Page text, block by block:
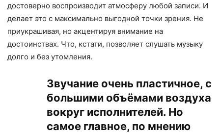
достоверно воспроизводит атмосферу любой записи. И
делает это с максимально выгодной точки зрения. Не
приукрашивая, но акцентируя внимание на
достоинствах. Что, кстати, позволяет слушать музыку
долго и без утомления.
Звучание очень пластичное, с
большими объёмами воздуха
вокруг исполнителей. Но
самое главное, по мнению